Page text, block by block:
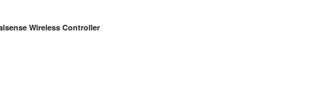
Wireless Controller